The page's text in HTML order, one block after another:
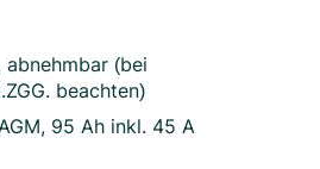
(bei
beachten)
95 Ah inkl. 45 A